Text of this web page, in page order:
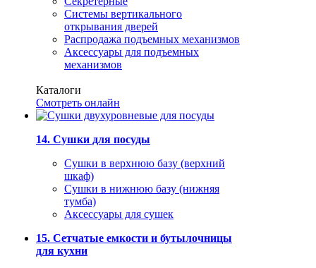
Системы вертикального
открывания дверей
Распродажа подъемных механизмов
Аксессуары для подъемных
механизмов
Каталоги
Смотреть онлайн
14. Сушки для посуды
Сушки в верхнюю базу (верхний
шкаф)
Сушки в нижнюю базу (нижняя
тумба)
Аксессуары для сушек
15. Сетчатые емкости и бутылочницы
для кухни